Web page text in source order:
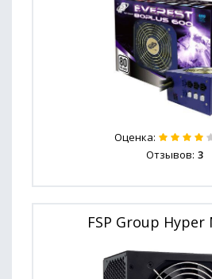
Оценка:
Отзывов: 3
FSP Group Hyper